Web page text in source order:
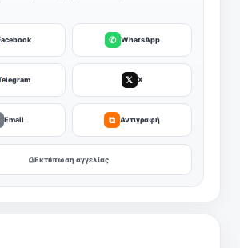
✆ WhatsApp
𝕏 X
Email ⧉ Αντιγραφή
⎙ Εκτύπωση αγγελίας